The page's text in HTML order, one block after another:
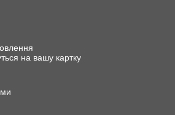
на вашу картку